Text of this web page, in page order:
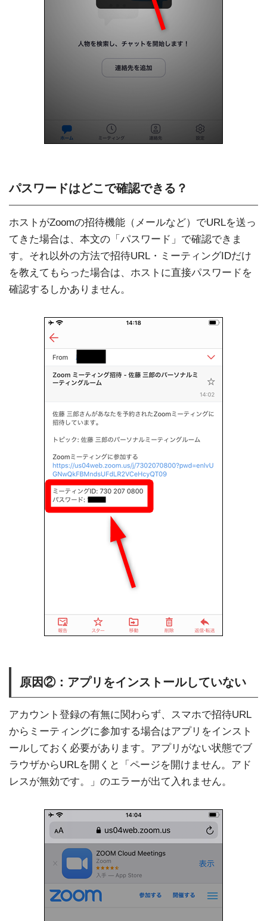
パスワードはどこで確認できる？
ホストがZoomの招待機能（メールなど）でURLを送っ
てきた場合は、本文の「パスワード」で確認できま
す。それ以外の方法で招待URL・ミーティングIDだけ
を教えてもらった場合は、ホストに直接パスワードを
確認するしかありません。
原因②：アプリをインストールしていない
アカウント登録の有無に関わらず、スマホで招待URL
からミーティングに参加する場合はアプリをインスト
ールしておく必要があります。アプリがない状態でブ
ラウザからURLを開くと「ページを開けません。アド
レスが無効です。」のエラーが出て入れません。